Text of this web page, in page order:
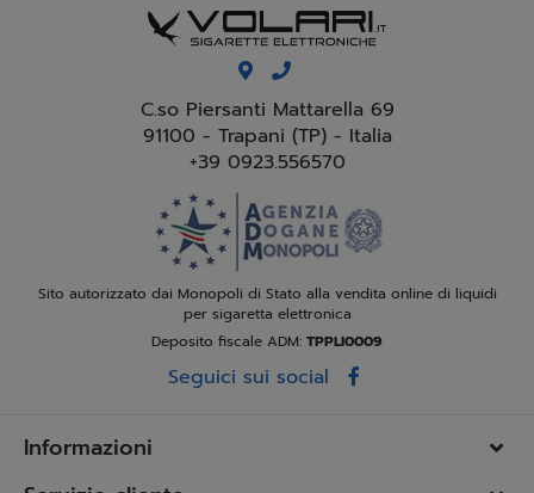
C.so Piersanti Mattarella 69
91100 - Trapani (TP) - Italia
+39 0923.556570
Sito autorizzato dai Monopoli di Stato alla vendita online di liquidi
per sigaretta elettronica
Deposito fiscale ADM: TPPLI0009
Seguici sui social
Informazioni